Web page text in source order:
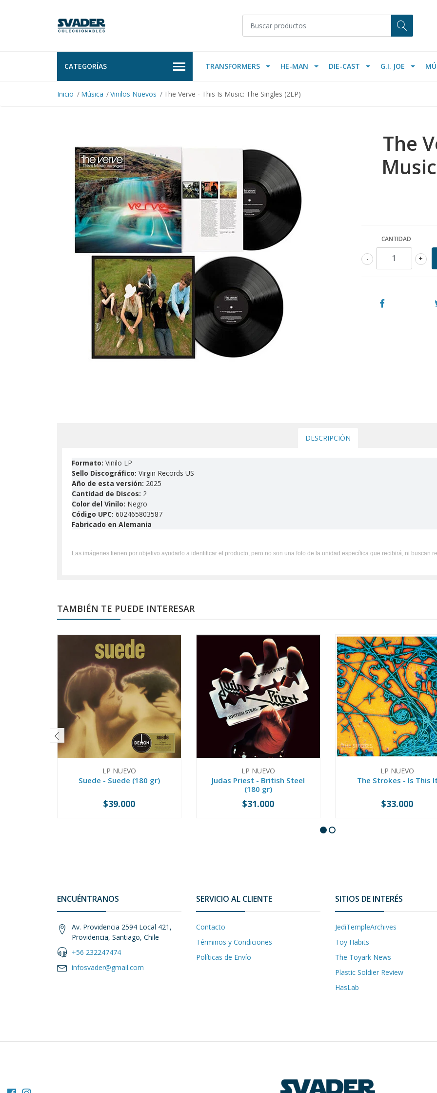
CATEGORÍAS TRANSFORMERS HE-MAN DIE-CAST G.I. JOE
Inicio Música Vinilos Nuevos The Verve - This Is Music: The Singles (2LP)
The
CANTIDAD
+
-
DESCRIPCIÓN
Formato: Vinilo LP
Sello Discográfico: Virgin Records US
Año de esta versión: 2025
Cantidad de Discos: 2
Color del Vinilo: Negro
Código UPC: 602465803587
Fabricado en Alemania
Las imágenes tienen por objetivo ayudarlo a identificar el producto, pero no son una foto de la unidad específica que recibirá, ni buscan
TAMBIÉN TE PUEDE INTERESAR
LP NUEVO
Suede - Suede (180 gr)
+
$39.000
LP NUEVO
Judas Priest - British Steel
(180 gr)
+
$31.000
LP NUEVO
The Strokes - Is This It
+
$33.000
ENCUÉNTRANOS
Av. Providencia 2594 Local 421,
Providencia, Santiago, Chile
+56 232247474
infosvader@gmail.com
SERVICIO AL CLIENTE
Contacto
Términos y Condiciones
Políticas de Envío
SITIOS DE INTERÉS
JediTempleArchives
Toy Habits
The Toyark News
Plastic Soldier Review
HasLab